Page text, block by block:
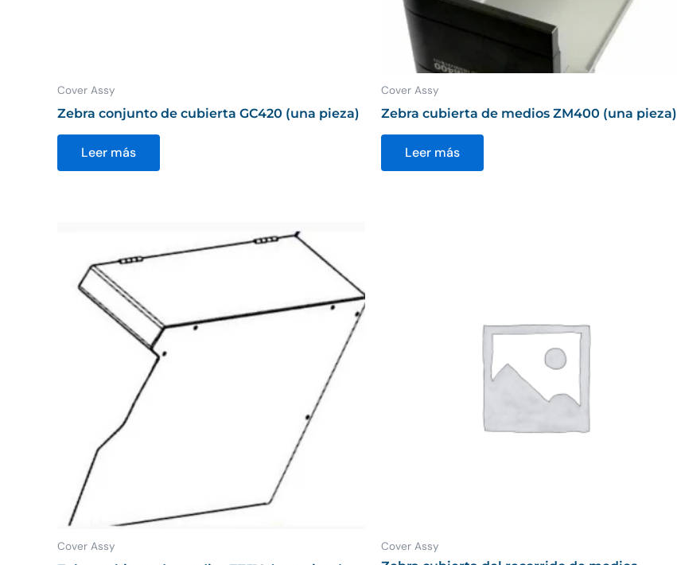
Cover Assy
Zebra conjunto de cubierta GC420 (una pieza)
Leer más
Cover Assy
Zebra cubierta de medios ZM400 (una pieza)
Leer más
Cover Assy Cover Assy